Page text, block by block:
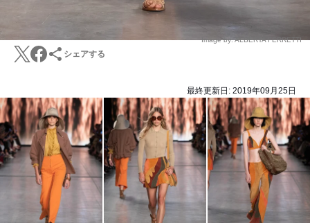
Image by: ALBERTA FERRETTI
シェアする
最終更新日: 2019年09月25日